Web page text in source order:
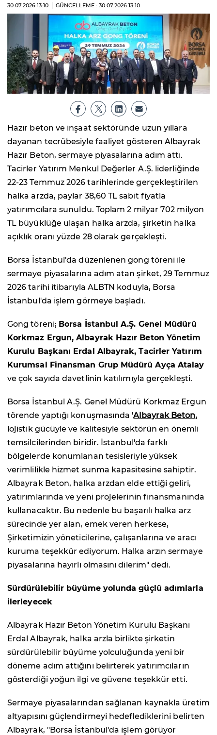
30.07.2026 13:10 GÜNCELLEME : 30.07.2026 13:10
Hazır beton ve inşaat sektöründe uzun yıllara
dayanan tecrübesiyle faaliyet gösteren Albayrak
Hazır Beton, sermaye piyasalarına adım attı.
Tacirler Yatırım Menkul Değerler A.Ş. liderliğinde
22-23 Temmuz 2026 tarihlerinde gerçekleştirilen
halka arzda, paylar 38,60 TL sabit fiyatla
yatırımcılara sunuldu. Toplam 2 milyar 702 milyon
TL büyüklüğe ulaşan halka arzda, şirketin halka
açıklık oranı yüzde 28 olarak gerçekleşti.
Borsa İstanbul'da düzenlenen gong töreni ile
sermaye piyasalarına adım atan şirket, 29 Temmuz
2026 tarihi itibarıyla ALBTN koduyla, Borsa
İstanbul'da işlem görmeye başladı.
Gong töreni; Borsa İstanbul A.Ş. Genel Müdürü
Korkmaz Ergun, Albayrak Hazır Beton Yönetim
Kurulu Başkanı Erdal Albayrak, Tacirler Yatırım
Kurumsal Finansman Grup Müdürü Ayça Atalay
ve çok sayıda davetlinin katılımıyla gerçekleşti.
Borsa İstanbul A.Ş. Genel Müdürü Korkmaz Ergun
törende yaptığı konuşmasında 'Albayrak Beton,
lojistik gücüyle ve kalitesiyle sektörün en önemli
temsilcilerinden biridir. İstanbul'da farklı
bölgelerde konumlanan tesisleriyle yüksek
verimlilikle hizmet sunma kapasitesine sahiptir.
Albayrak Beton, halka arzdan elde ettiği geliri,
yatırımlarında ve yeni projelerinin finansmanında
kullanacaktır. Bu nedenle bu başarılı halka arz
sürecinde yer alan, emek veren herkese,
Şirketimizin yöneticilerine, çalışanlarına ve aracı
kuruma teşekkür ediyorum. Halka arzın sermaye
piyasalarına hayırlı olmasını dilerim" dedi.
Sürdürülebilir büyüme yolunda güçlü adımlarla
ilerleyecek
Albayrak Hazır Beton Yönetim Kurulu Başkanı
Erdal Albayrak, halka arzla birlikte şirketin
sürdürülebilir büyüme yolculuğunda yeni bir
döneme adım attığını belirterek yatırımcıların
gösterdiği yoğun ilgi ve güvene teşekkür etti.
Sermaye piyasalarından sağlanan kaynakla üretim
altyapısını güçlendirmeyi hedeflediklerini belirten
Albayrak, "Borsa İstanbul'da işlem görüyor